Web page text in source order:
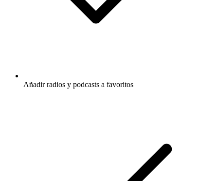
Añadir radios y podcasts a favoritos